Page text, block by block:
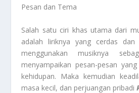
Pesan dan Tema
Salah satu ciri khas utama dari
adalah liriknya yang cerdas
menggunakan musiknya
menyampaikan pesan-pesan
kehidupan. Maka kemudian
masa kecil, dan perjuangan pribadi